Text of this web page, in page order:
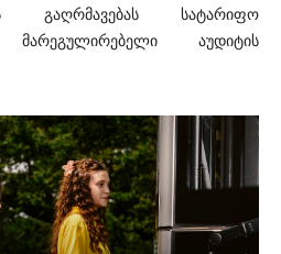
გაღრმავებას სატარიფო
აუდიტის